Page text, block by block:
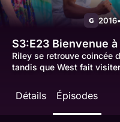
G 2016
S3:E23 Bienvenue
Riley se retrouve coincée
tandis que West fait
Détails Épisodes